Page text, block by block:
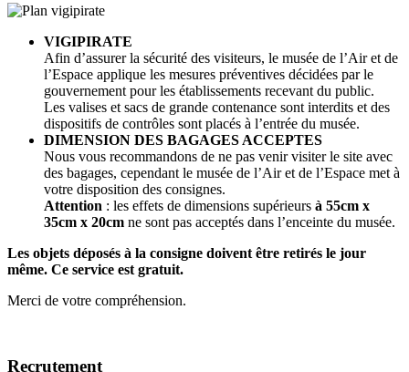
VIGIPIRATE
Afin d’assurer la sécurité des visiteurs, le musée de l’Air et de
l’Espace applique les mesures préventives décidées par le
gouvernement pour les établissements recevant du public.
Les valises et sacs de grande contenance sont interdits et des
dispositifs de contrôles sont placés à l’entrée du musée.
DIMENSION DES BAGAGES ACCEPTES
Nous vous recommandons de ne pas venir visiter le site avec
des bagages, cependant le musée de l’Air et de l’Espace met à
votre disposition des consignes.
Attention : les effets de dimensions supérieurs à 55cm x
35cm x 20cm ne sont pas acceptés dans l’enceinte du musée.
Les objets déposés à la consigne doivent être retirés le jour
même. Ce service est gratuit.
Merci de votre compréhension.
Recrutement